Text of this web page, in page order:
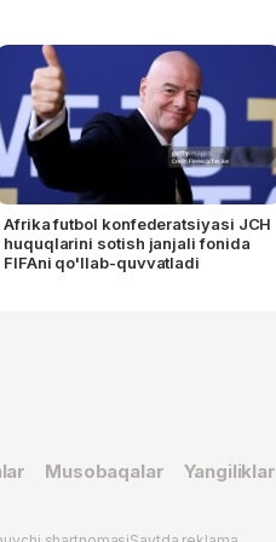
Afrika futbol konfederatsiyasi JCH
huquqlarini sotish janjali fonida
FIFAni qo'llab-quvvatladi
Musobaqalar Yangiliklar